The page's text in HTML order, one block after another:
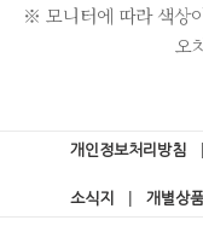
※ 모니터에 따라 색상
오
개인정보처리방침
소식지 개별상